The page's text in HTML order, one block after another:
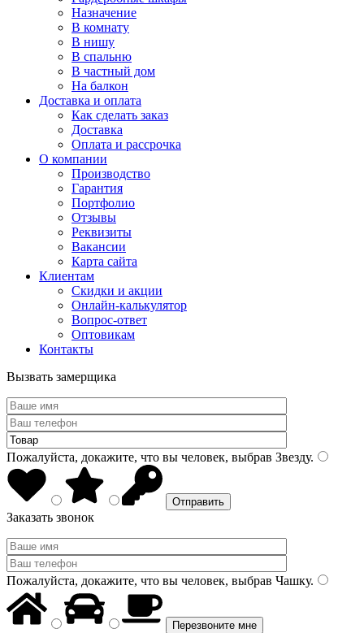
Назначение
В комнату
В нишу
В спальню
В частный дом
На балкон
Доставка и оплата
Как сделать заказ
Доставка
Оплата и рассрочка
О компании
Производство
Гарантия
Портфолио
Отзывы
Реквизиты
Вакансии
Карта сайта
Клиентам
Скидки и акции
Онлайн-калькулятор
Вопрос-ответ
Оптовикам
Контакты
Вызвать замерщика
Пожалуйста, докажите, что вы человек, выбрав Звезду.
Заказать звонок
Пожалуйста, докажите, что вы человек, выбрав Чашку.